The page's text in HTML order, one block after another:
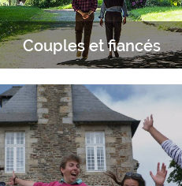
Couples et fiancés
2 jours pour s’arrêter en couple,
discerner, dialoguer, prier.